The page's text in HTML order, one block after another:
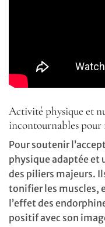
Activité physique et
incontournables pour
Pour soutenir
physique adaptée
des piliers majeurs.
tonifier les muscles,
l’effet des
positif avec son